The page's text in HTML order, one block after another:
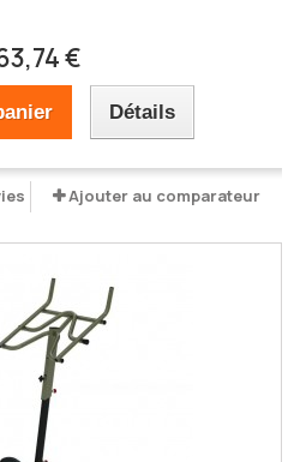
€
Détails
Ajouter au comparateur